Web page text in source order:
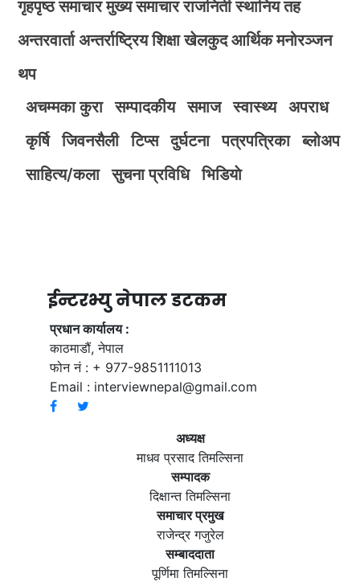
गृहपृष्ठ समाचार मुख्य समाचार राजनिती स्थानिय तह
अन्तरवार्ता अन्तर्राष्ट्रिय शिक्षा खेलकुद आर्थिक मनोरञ्जन
थप
अचम्मका कुरा
सम्पादकीय समाज स्वास्थ्य
अपराध
कृर्षि
जिवनसैली टिप्स दुर्घटना पत्रपत्रिका
ब्लोअप
साहित्य/कला
सुचना प्रविधि भिडियाे
ईन्टरभ्यु नेपाल डटकम
प्रधान कार्यालय :
काठमाडौं, नेपाल
फोन नं : + 977-9851111013
Email : interviewnepal@gmail.com
अध्यक्ष
माधव प्रसाद तिमल्सिना
सम्पादक
दिक्षान्त तिमल्सिना
समाचार प्रमुख
राजेन्द्र गजुरेल
सम्बाददाता
पूर्णिमा तिमल्सिना